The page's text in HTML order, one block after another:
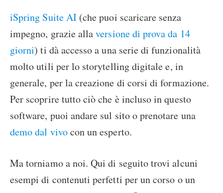
iSpring Suite AI(che puoi scaricare senza
impegno, grazie allaversione di prova da 14
giorni) ti dà accesso a una serie di funzionalità
molto utili per lo storytelling digitale e, in
generale, per la creazione di corsi di formazione.
Per scoprire tutto ciò che è incluso in questo
software, puoi andare sul sito o prenotare una
demo dal vivocon un esperto.
Ma torniamo a noi. Qui di seguito trovi alcuni
esempi di contenuti perfetti per un corso o un